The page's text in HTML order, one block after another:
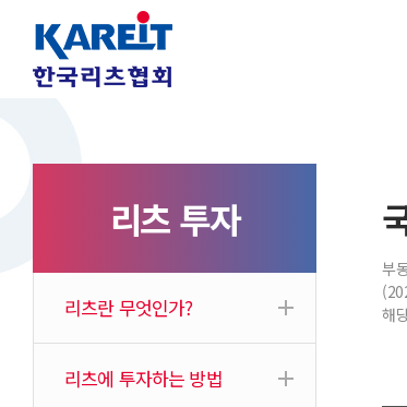
리츠 투자
리츠란 무엇인가?
리츠에 투자하는 방법
부
해